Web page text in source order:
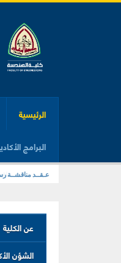
الرئيسية
البرامج
عـقــد مناقشــة
عن الكلية
الشؤن